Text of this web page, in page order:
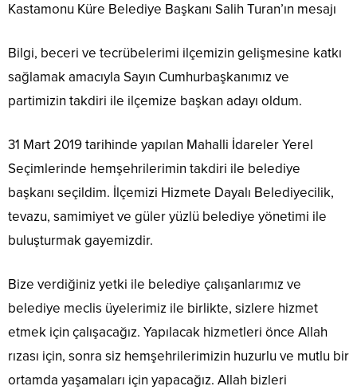
Kastamonu Küre Belediye Başkanı Salih Turan’ın mesajı
Bilgi, beceri ve tecrübelerimi ilçemizin gelişmesine katkı
sağlamak amacıyla Sayın Cumhurbaşkanımız ve
partimizin takdiri ile ilçemize başkan adayı oldum.
31 Mart 2019 tarihinde yapılan Mahalli İdareler Yerel
Seçimlerinde hemşehrilerimin takdiri ile belediye
başkanı seçildim. İlçemizi Hizmete Dayalı Belediyecilik,
tevazu, samimiyet ve güler yüzlü belediye yönetimi ile
buluşturmak gayemizdir.
Bize verdiğiniz yetki ile belediye çalışanlarımız ve
belediye meclis üyelerimiz ile birlikte, sizlere hizmet
etmek için çalışacağız. Yapılacak hizmetleri önce Allah
rızası için, sonra siz hemşehrilerimizin huzurlu ve mutlu bir
ortamda yaşamaları için yapacağız. Allah bizleri